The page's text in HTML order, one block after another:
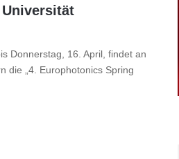
Donnerstag, 16. April, findet an
die „4. Europhotonics Spring